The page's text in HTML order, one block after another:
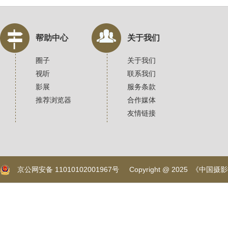
帮助中心 关于我们
圈子
视听
影展
推荐浏览器
关于我们
联系我们
服务条款
合作媒体
友情链接
京公网安备 11010102001967号 Copyright @ 2025 《中国摄